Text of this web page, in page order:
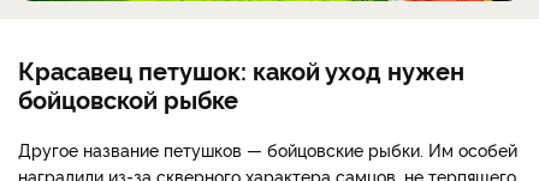
Красавец петушок: какой уход нужен
бойцовской рыбке
Другое название петушков — бойцовские рыбки. Им особей
наградили из-за скверного характера самцов, не терпящего